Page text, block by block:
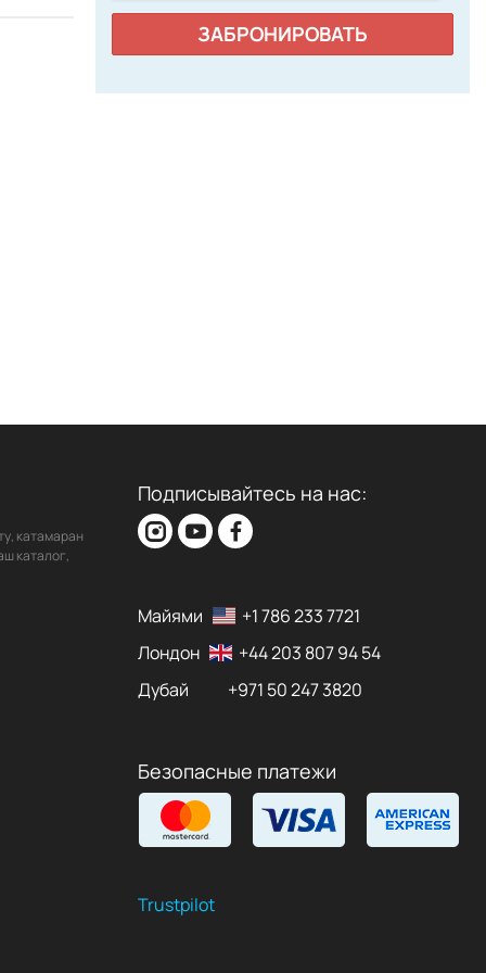
ЗАБРОНИРОВАТЬ
катамаран
каталог,
Подписывайтесь на нас:
Майями
+1 786 233 7721
Лондон
+44 203 807 94 54
Дубай
+971 50 247 3820
Безопасные платежи
Trustpilot